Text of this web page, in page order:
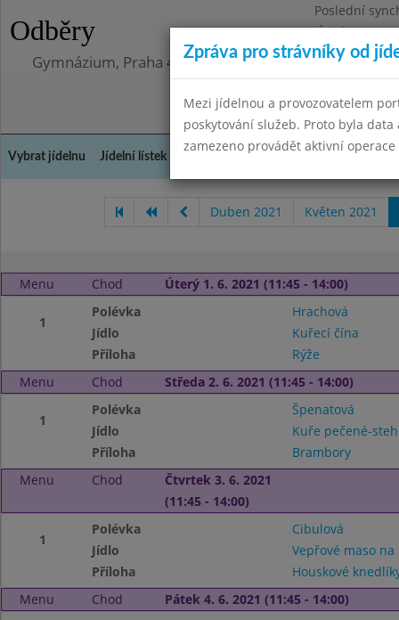
Odběry
Poslední
Úterý
Gymnázium, Praha 4, Budějovická 680
Vybrat jídelnu Jídelní lístek Kontakty a informace
Duben 2021 Květen 2021
Menu Chod Úterý 1. 6. 2021 (11:45 - 14:00)
1
Polévka
Hrachová
Jídlo
Kuřecí čína
Příloha
Rýže
Menu
Chod Středa 2. 6. 2021 (11:45 - 14:00)
1
Polévka
Špenatová
Jídlo
Kuře pečené-
Příloha
Brambory
Menu
Chod
Čtvrtek 3. 6. 2021
(11:45 - 14:00)
1
Polévka
Cibulová
Jídlo
Vepřové maso
Příloha
Houskové
Menu
Chod Pátek 4. 6. 2021 (11:45 - 14:00)
Zpráva pro strávníky od
Mezi jídelnou a provozovatelem
poskytování služeb. Proto byla
zamezeno provádět aktivní